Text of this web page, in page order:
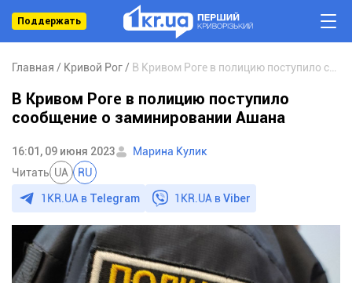
Поддержать
Главная Кривой Рог
В Кривом Роге в полицию поступило
сообщение о заминировании Ашана
16:01, 09 июня 2023
Марина Кулик
Читать UA RU
1KR.UA в Telegram 1KR.UA вViber